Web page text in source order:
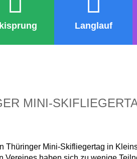
Langlauf
MINI-
Thüringer Mini-Skifliegertag in